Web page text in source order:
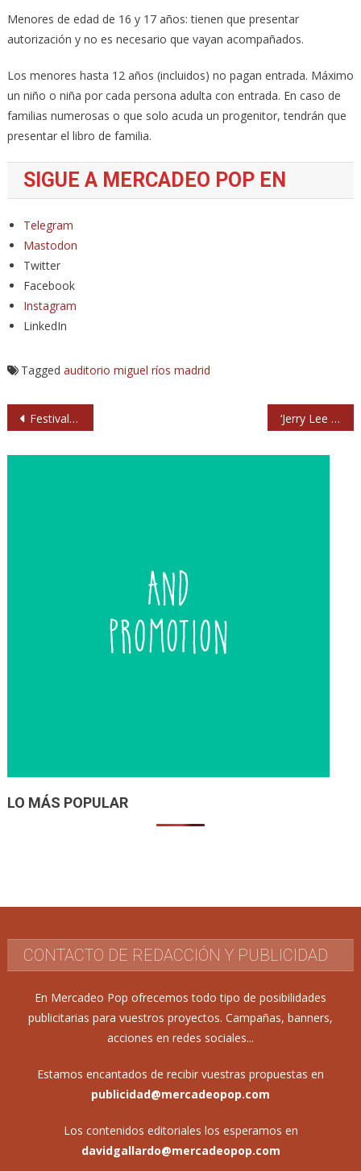
Menores de edad de 16 y 17 años: tienen que presentar
autorización y no es necesario que vayan acompañados.
Los menores hasta 12 años (incluidos) no pagan entrada. Máximo
un niño o niña por cada persona adulta con entrada. En caso de
familias numerosas o que solo acuda un progenitor, tendrán que
presentar el libro de familia.
SIGUE A MERCADEO POP EN
Telegram
Mastodon
Twitter
Facebook
Instagram
LinkedIn
Tagged auditorio miguel ríos madrid
Navegación
Festival Gigante 2023, en verano en Alcalá de Henares ‘Jerry Lee Lewis. Música del diablo’, documental de estreno en Movistar Plus+
LO MÁS POPULAR
CONTACTO DE REDACCIÓN Y PUBLICIDAD
En Mercadeo Pop ofrecemos todo tipo de posibilidades
publicitarias para vuestros proyectos. Campañas, banners,
acciones en redes sociales...
Estamos encantados de recibir vuestras propuestas en
publicidad@mercadeopop.com
Los contenidos editoriales los esperamos en
davidgallardo@mercadeopop.com